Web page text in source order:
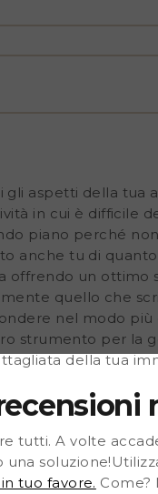
necessario
Customer
aspetti della tua
in cui è difficile
piano perché
anche tu di
offrendo un ottimo
quello che
nel modo
strumento per la
della tua
tutti. A volte
tuo favore. Come?